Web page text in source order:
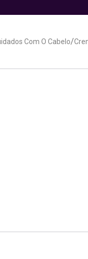
Com O Cabelo/